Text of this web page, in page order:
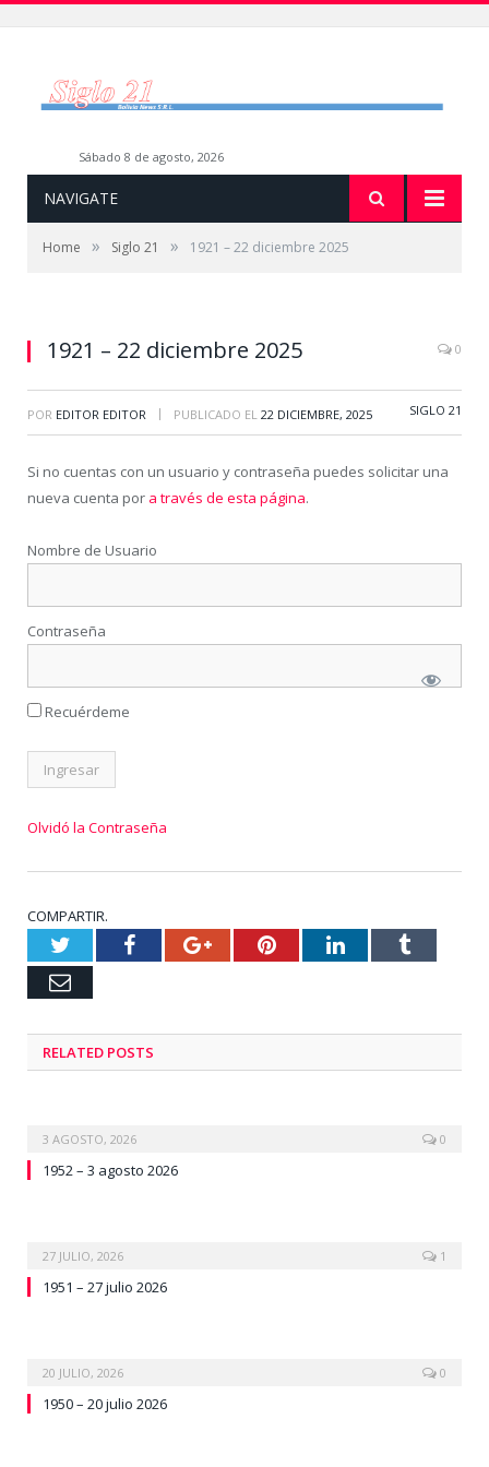
sábado 8 de agosto, 2026
NAVIGATE
Home » Siglo 21 » 1921 – 22 diciembre 2025
1921 – 22 diciembre 2025 0
POR EDITOR EDITOR | PUBLICADO EL 22 DICIEMBRE, 2025 SIGLO 21
Si no cuentas con un usuario y contraseña puedes solicitar una
nueva cuenta por a través de esta página.
Nombre de Usuario
Contraseña
Recuérdeme
Olvidó la Contraseña
COMPARTIR.
TwitterFacebookGoogle+PinterestLinkedInTumblr
Email
RELATED POSTS
3 AGOSTO, 2026 0
1952 – 3 agosto 2026
27 JULIO, 2026 1
1951 – 27 julio 2026
20 JULIO, 2026 0
1950 – 20 julio 2026